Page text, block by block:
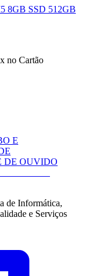
8GB SSD 512GB
x no Cartão
E
DE OUVIDO
de Informática,
e Serviços